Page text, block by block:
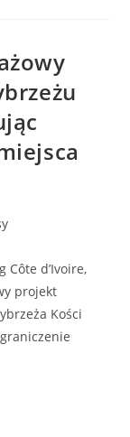
Côte d’Ivoire,
projekt
Kości